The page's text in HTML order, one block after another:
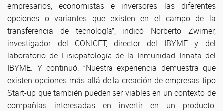
empresarios, economistas e inversores las diferentes
opciones o variantes que existen en el campo de la
transferencia de tecnología”, indicó Norberto Zwirner,
investigador del CONICET, director del IBYME y del
laboratorio de Fisiopatología de la Inmunidad Innata del
IBYME. Y continuó: “Nuestra experiencia demuestra que
existen opciones más allá de la creación de empresas tipo
Start-up que también pueden ser viables en un contexto de
compañías interesadas en invertir en un producto,